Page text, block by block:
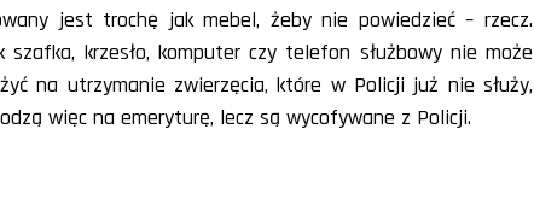
jest trochę jak mebel, żeby nie powiedzieć – rzecz.
krzesło, komputer czy telefon służbowy nie może
na utrzymanie zwierzęcia, które w Policji już nie służy,
więc na emeryturę, lecz są wycofywane z Policji.